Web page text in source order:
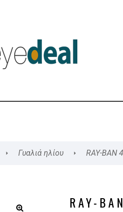
Γυαλιά ηλίου RAY-BAN
RAY-